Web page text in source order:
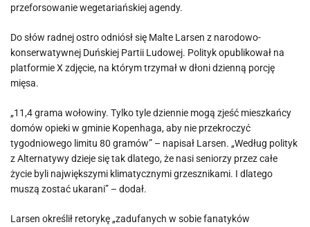
przeforsowanie wegetariańskiej agendy.
Do słów radnej ostro odniósł się Malte Larsen z narodowo-
konserwatywnej Duńskiej Partii Ludowej. Polityk opublikował na
platformie X zdjęcie, na którym trzymał w dłoni dzienną porcję
mięsa.
„11,4 grama wołowiny. Tylko tyle dziennie mogą zjeść mieszkańcy
domów opieki w gminie Kopenhaga, aby nie przekroczyć
tygodniowego limitu 80 gramów” – napisał Larsen. „Według polityk
z Alternatywy dzieje się tak dlatego, że nasi seniorzy przez całe
życie byli największymi klimatycznymi grzesznikami. I dlatego
muszą zostać ukarani” – dodał.
Larsen określił retorykę „zadufanych w sobie fanatyków